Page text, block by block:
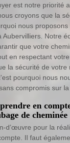
est notre priorité
croyons que la
nous
Aubervilliers. Notre
que votre
en respectant
la sécurité de votre
pourquoi nous
compromis sur la
en
de cheminée
d’œuvre pour la
Il faut